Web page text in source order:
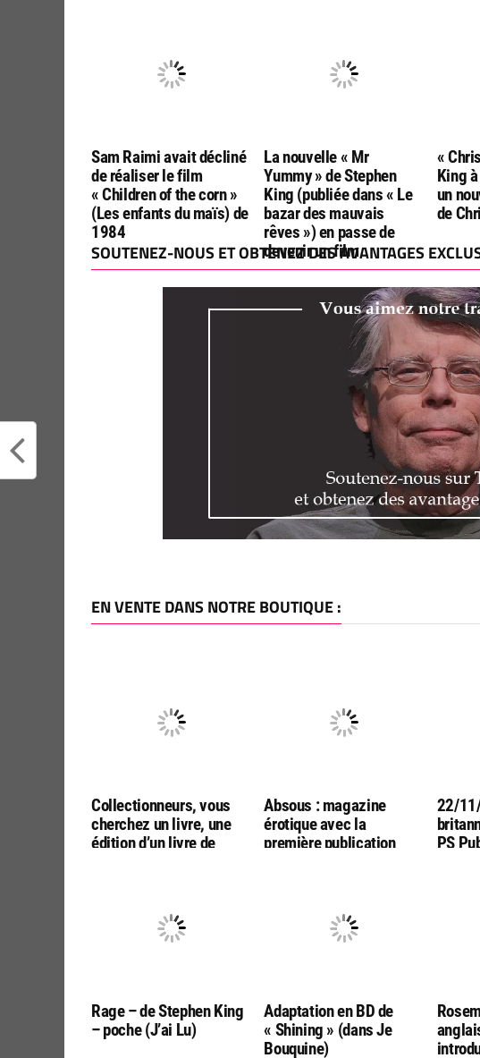
Bloodlines »
Sam Raimi avait décliné
de réaliser le film
« Children of the corn »
(Les enfants du maïs) de
1984
La nouvelle « Mr
Yummy » de Stephen
King (publiée dans « Le
bazar des mauvais
rêves ») en passe de
devenir un film
«
King
un
de
SOUTENEZ-NOUS ET OBTENEZ DES AVANTAGES
EN VENTE DANS NOTRE BOUTIQUE :
Collectionneurs, vous
cherchez un livre, une
édition d’un livre de
Absous : magazine
érotique avec la
première publication
22/
PS
Rage – de Stephen King
– poche (J’ai Lu)
Adaptation en BD de
« Shining » (dans Je
Bouquine)